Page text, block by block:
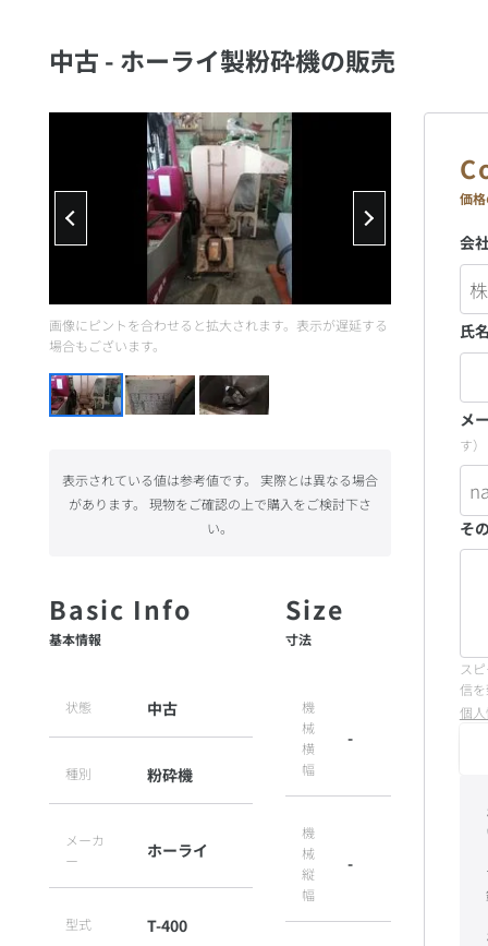
中古 - ホーライ製粉砕機の販売
基本情報
状態 中古
種別 粉砕機
メーカ
ー
ホーライ
型式 T-400
寸法
機
械
横
幅
-
機
械
縦
幅
-
画像にピントを合わせると拡大されます。表示が遅延する
場合もございます。
表示されている値は参考値です。 実際とは異なる場合
があります。 現物をご確認の上で購入をご検討下さ
い。
価
会
氏
メ
す）
そ
ス
信
個